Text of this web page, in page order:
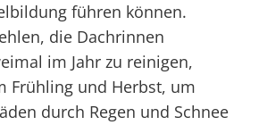
führen können.
die Dachrinnen
im Jahr zu reinigen,
Frühling und Herbst, um
durch Regen und Schnee